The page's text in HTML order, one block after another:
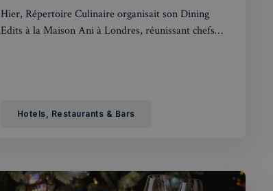
Hier, Répertoire Culinaire organisait son Dining
Edits à la Maison Ani à Londres, réunissant chefs
Hotels, Restaurants & Bars